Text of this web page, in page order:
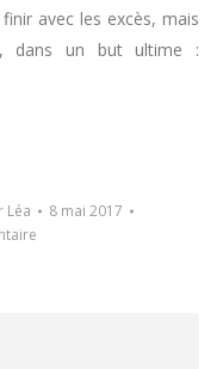
avec les excès, mais
dans un but ultime :
Léa
8 mai 2017